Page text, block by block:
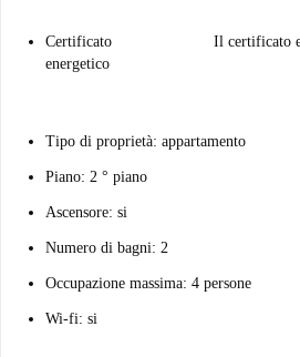
Certificato
energetico
Il certificato
Tipo di proprietà: appartamento
Piano: 2 ° piano
Ascensore: si
Numero di bagni: 2
Occupazione massima: 4 persone
Wi-fi: si